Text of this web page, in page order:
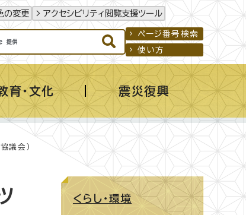
の変更 アクセシビリティ閲覧支援ツール
ページ番号検索
使い方
育・文化 震災復興
議会）
くらし・環境